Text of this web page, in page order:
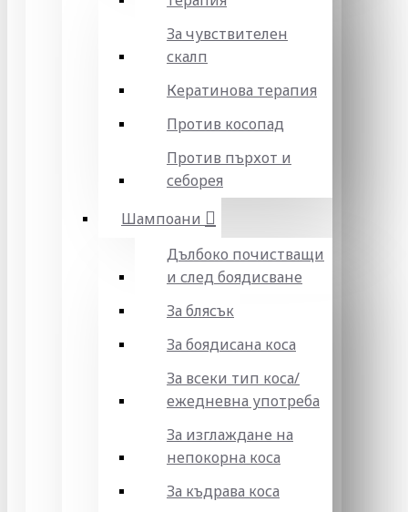
За чувствителен
скалп
Кератинова терапия
Против косопад
Против пърхот и
себорея
Шампоани
Дълбоко почистващи
и след боядисване
За блясък
За боядисана коса
За всеки тип коса/
ежедневна употреба
За изглаждане на
непокорна коса
За къдрава коса